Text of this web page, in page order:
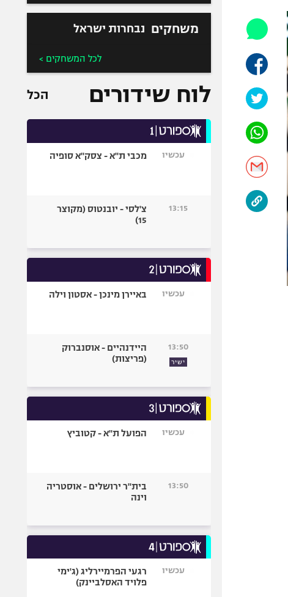
אופניים
ספורט מוטורי
ספורט אתגרי
גיימינג E-Sports
משחקים נבחרות ישראל
לכל המשחקים >
לוח שידורים הכל
עכשיו מכבי ת"א - צסק"א סופיה
13:15
צ'לסי - יובנטוס (מקוצר
15)
עכשיו באיירן מינכן - אסטון וילה
13:50
ישיר
היידנהיים - אוסנברוק
(פריצות)
עכשיו הפועל ת"א - קטוביץ
13:50
בית"ר ירושלים - אוסטריה
וינה
עכשיו
רגעי הפרמיירליג (ג'ימי
פלויד האסלביינק)